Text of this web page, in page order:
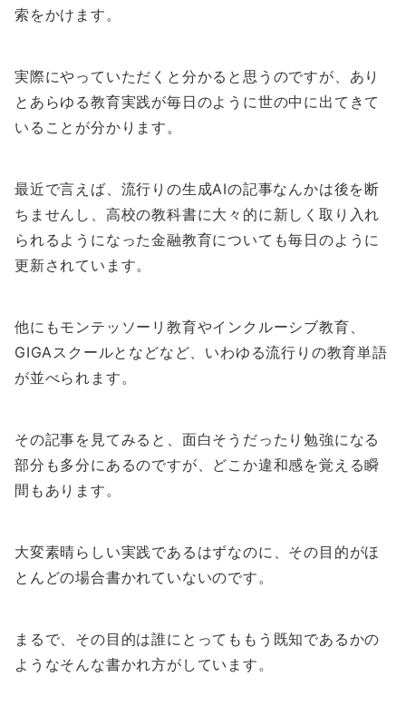
索をかけます。
実際にやっていただくと分かると思うのですが、あり
とあらゆる教育実践が毎日のように世の中に出てきて
いることが分かります。
最近で言えば、流行りの生成AIの記事なんかは後を断
ちませんし、高校の教科書に大々的に新しく取り入れ
られるようになった金融教育についても毎日のように
更新されています。
他にもモンテッソーリ教育やインクルーシブ教育、
GIGAスクールとなどなど、いわゆる流行りの教育単語
が並べられます。
その記事を見てみると、面白そうだったり勉強になる
部分も多分にあるのですが、どこか違和感を覚える瞬
間もあります。
大変素晴らしい実践であるはずなのに、その目的がほ
とんどの場合書かれていないのです。
まるで、その目的は誰にとってももう既知であるかの
ようなそんな書かれ方がしています。